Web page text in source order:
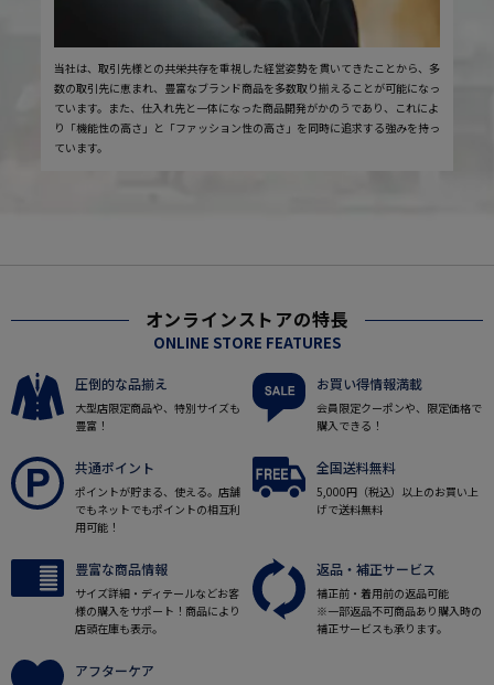
当社は、取引先様との共栄共存を重視した経営姿勢を貫いてきたことから、多
数の取引先に恵まれ、豊富なブランド商品を多数取り揃えることが可能になっ
ています。また、仕入れ先と一体になった商品開発がかのうであり、これによ
り「機能性の高さ」と「ファッション性の高さ」を同時に追求する強みを持っ
ています。
オンラインストアの特長
ONLINE STORE FEATURES
圧倒的な品揃え
大型店限定商品や、特別サイズも
豊富！
お買い得情報満載
会員限定クーポンや、限定価格で
購入できる！
共通ポイント
ポイントが貯まる、使える。店舗
でもネットでもポイントの相互利
用可能！
全国送料無料
5,000円（税込）以上のお買い上
げで送料無料
豊富な商品情報
サイズ詳細・ディテールなどお客
様の購入をサポート！商品により
店頭在庫も表示。
返品・補正サービス
補正前・着用前の返品可能
※一部返品不可商品あり購入時の
補正サービスも承ります。
アフターケア